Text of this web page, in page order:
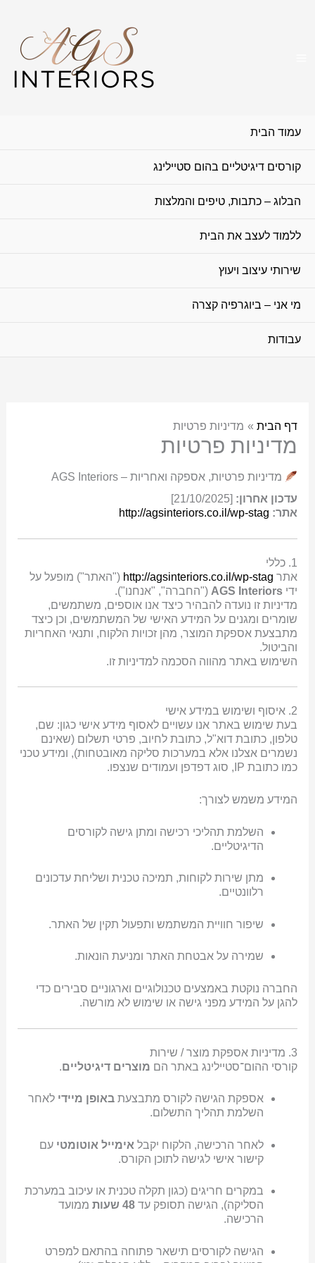
עמוד הבית
קורסים דיגיטליים בהום סטיילינג
הבלוג – כתבות, טיפים והמלצות
ללמוד לעצב את הבית
שירותי עיצוב ויעוץ
מי אני – ביוגרפיה קצרה
עבודות
דף הבית מדיניות פרטיות
מדיניות פרטיות
מדיניות פרטיות, אספקה ואחריות – AGS Interiors
עדכון אחרון:
אתר: http://agsinteriors.co.il/wp-stag
1. כללי
אתר http://agsinteriors.co.il/wp-stag ("האתר") מופעל על
ידי AGS Interiors ("החברה", "אנחנו").
מדיניות זו נועדה להבהיר כיצד אנו אוספים, משתמשים,
שומרים ומגנים על המידע האישי של המשתמשים, וכן כיצד
מתבצעת אספקת המוצר, מהן זכויות הלקוח, ותנאי האחריות
והביטול.
השימוש באתר מהווה הסכמה למדיניות זו.
2. איסוף ושימוש במידע אישי
בעת שימוש באתר אנו עשויים לאסוף מידע אישי כגון: שם,
טלפון, כתובת דוא"ל, כתובת לחיוב, פרטי תשלום (שאינם
נשמרים אצלנו אלא במערכות סליקה מאובטחות), ומידע טכני
כמו כתובת IP, סוג דפדפן ועמודים שנצפו.
המידע משמש לצורך:
השלמת תהליכי רכישה ומתן גישה לקורסים
הדיגיטליים.
מתן שירות לקוחות, תמיכה טכנית ושליחת עדכונים
רלוונטיים.
שיפור חוויית המשתמש ותפעול תקין של האתר.
שמירה על אבטחת האתר ומניעת הונאות.
החברה נוקטת באמצעים טכנולוגיים וארגוניים סבירים כדי
להגן על המידע מפני גישה או שימוש לא מורשה.
3. מדיניות אספקת מוצר / שירות
קורסי ההום־סטיילינג באתר הם מוצרים דיגיטליים.
אספקת הגישה לקורס מתבצעת באופן מיידי לאחר
השלמת תהליך התשלום.
לאחר הרכישה, הלקוח יקבל אימייל אוטומטי עם
קישור אישי לגישה לתוכן הקורס.
במקרים חריגים (כגון תקלה טכנית או עיכוב במערכת
הסליקה), הגישה תסופק עד 48 שעות
ממועד
הרכישה.
הגישה לקורסים תישאר פתוחה בהתאם למפרט